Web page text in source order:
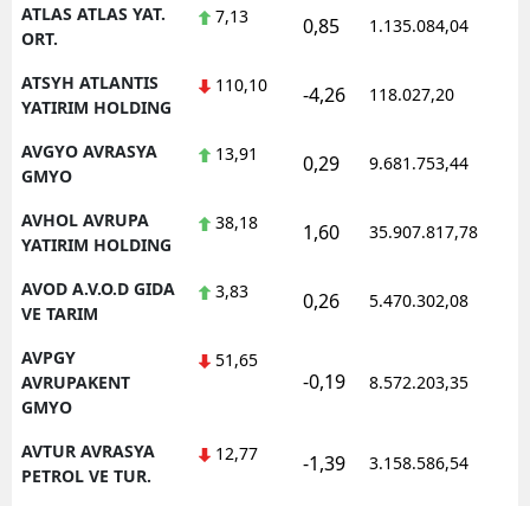
ATLAS ATLAS YAT.
ORT.
7,13 0,85 1.135.084,04
ATSYH ATLANTIS
YATIRIM HOLDING
110,10 -4,26 118.027,20
AVGYO AVRASYA
GMYO
13,91 0,29 9.681.753,44
AVHOL AVRUPA
YATIRIM HOLDING
38,18 1,60 35.907.817,78
AVOD A.V.O.D GIDA
VE TARIM
3,83 0,26 5.470.302,08
AVPGY
AVRUPAKENT
GMYO
51,65
-0,19 8.572.203,35
AVTUR AVRASYA
PETROL VE TUR.
12,77 -1,39 3.158.586,54